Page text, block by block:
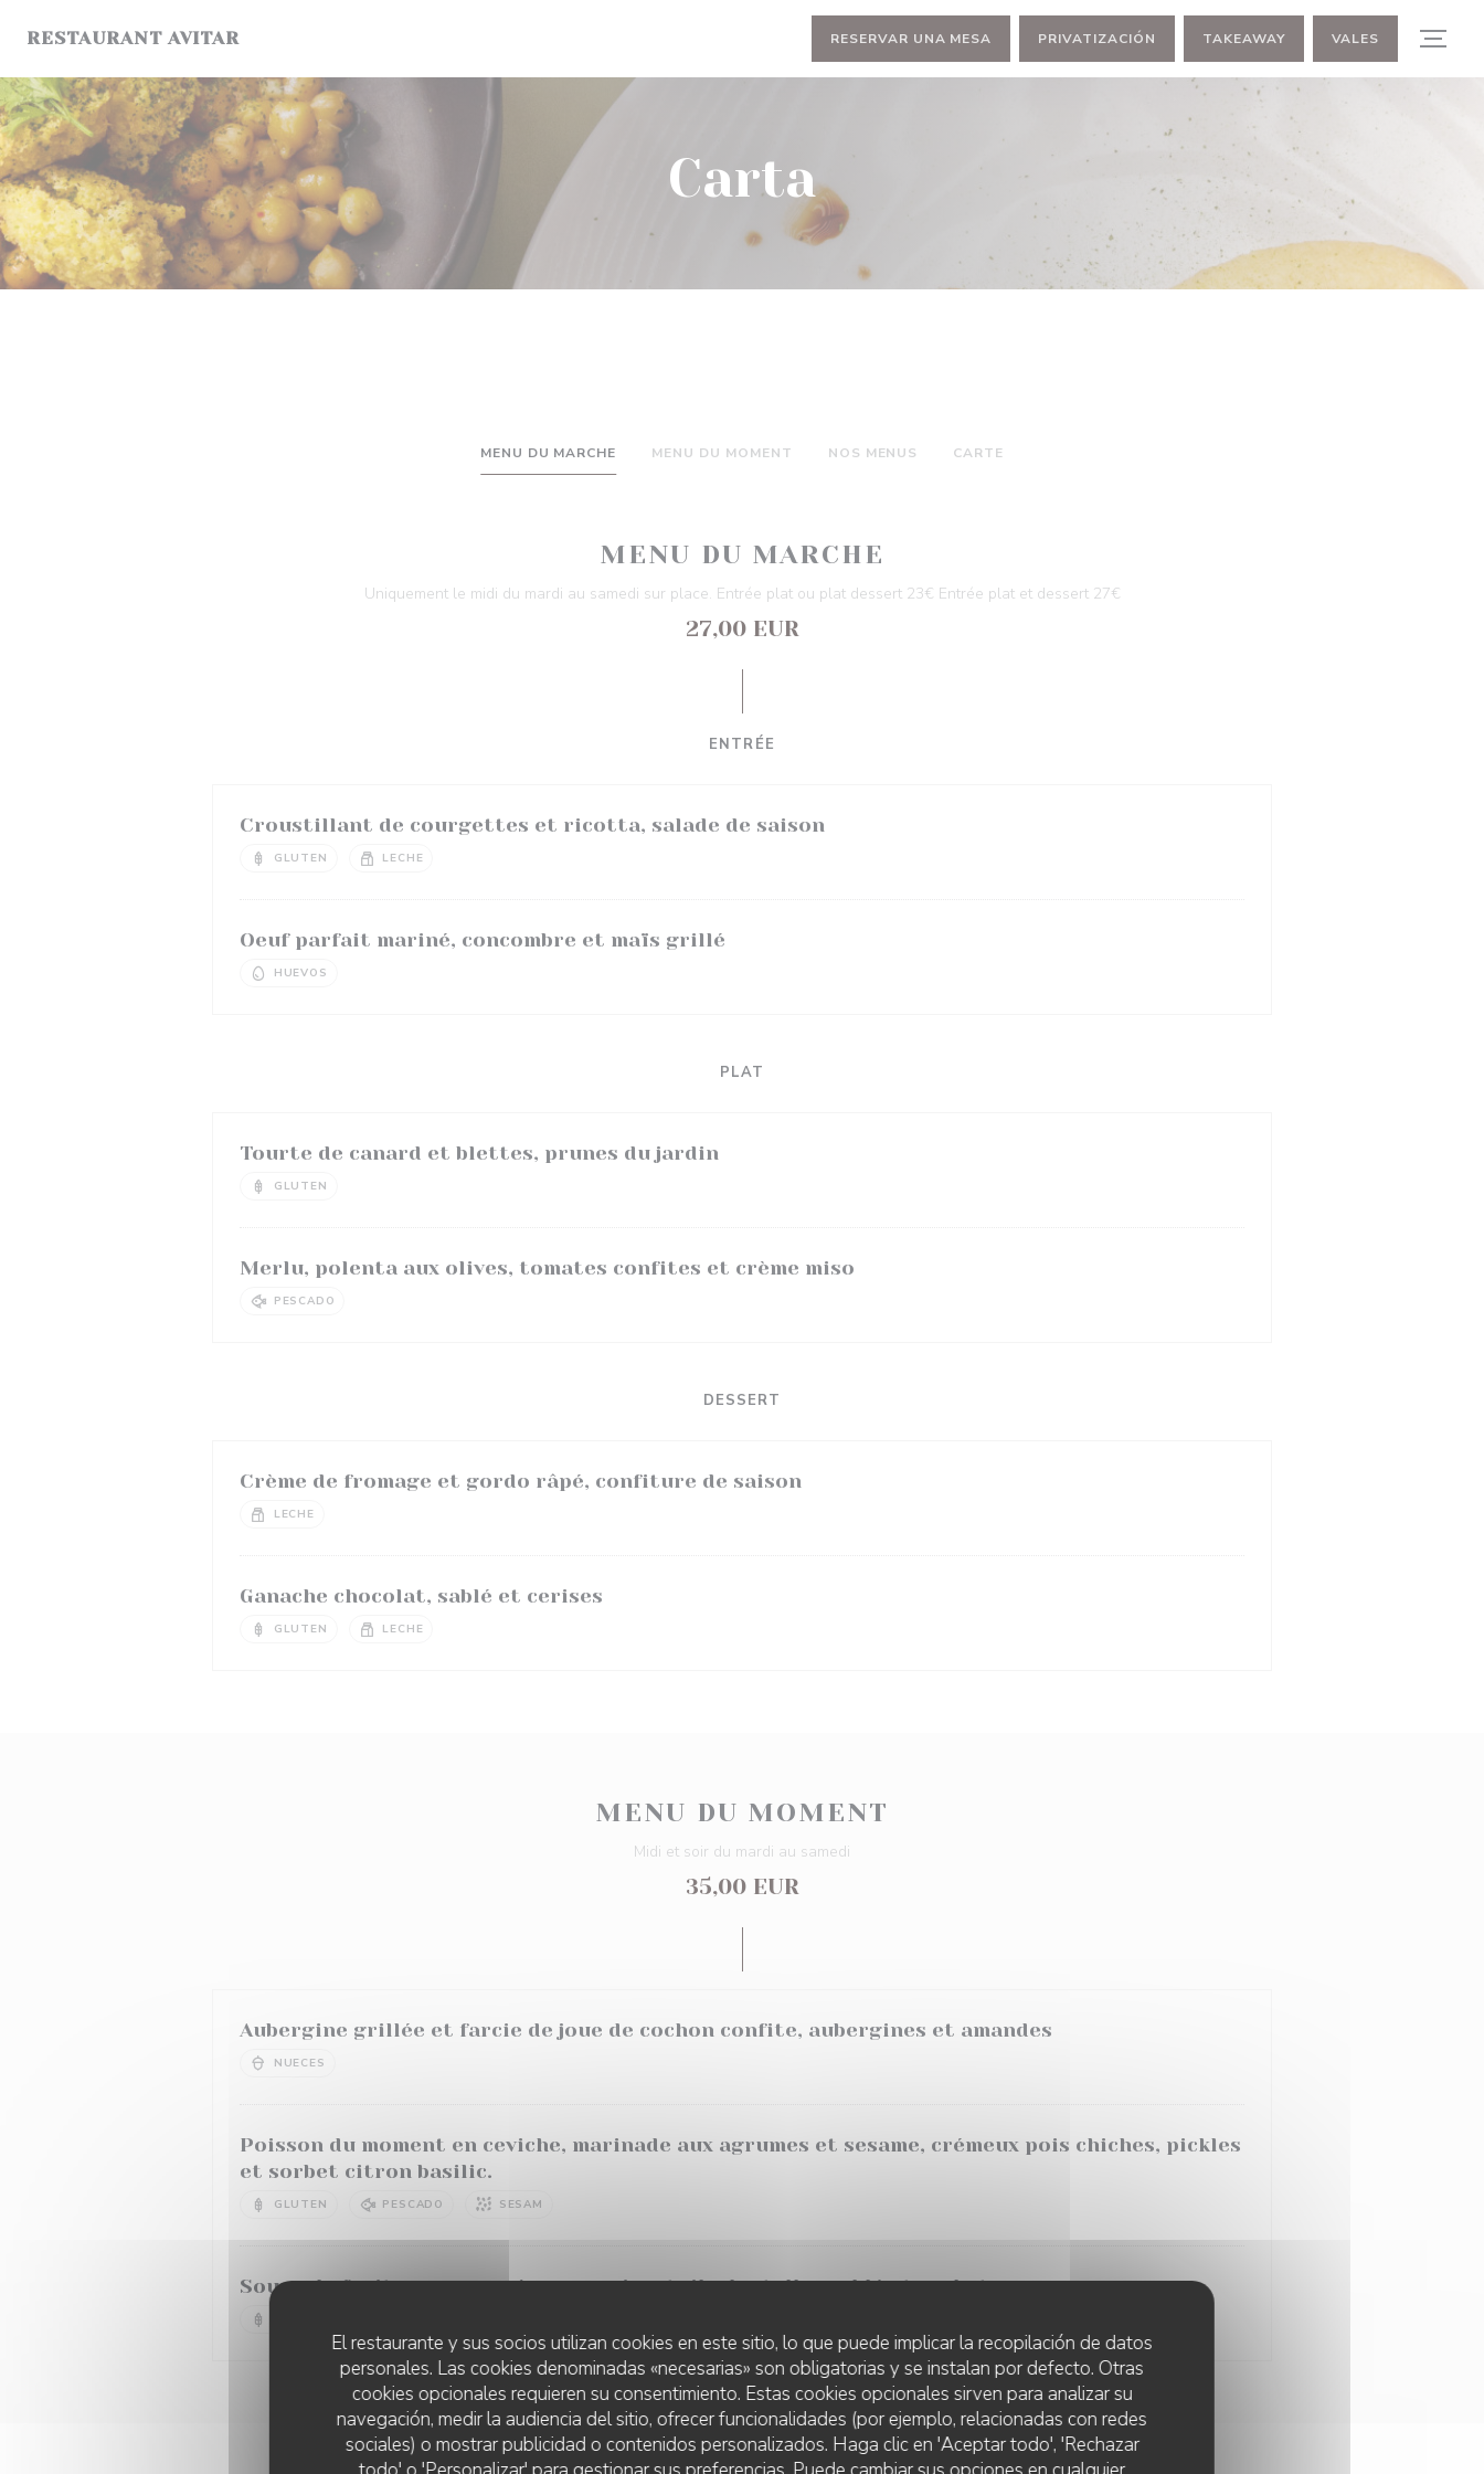
El restaurante y sus socios utilizan cookies en este sitio, lo que puede implicar la recopilación de datos
personales. Las cookies denominadas «necesarias» son obligatorias y se instalan por defecto. Otras
cookies opcionales requieren su consentimiento. Estas cookies opcionales sirven para analizar su
navegación, medir la audiencia del sitio, ofrecer funcionalidades (por ejemplo, relacionadas con redes
sociales) o mostrar publicidad o contenidos personalizados. Haga clic en 'Aceptar todo', 'Rechazar
RESTAURANT AVITAR RESERVAR UNA MESA PRIVATIZACIÓN TAKEAWAY VALES
Carta
MENU DU MARCHE MENU DU MOMENT NOS MENUS CARTE
MENU DU MARCHE
Uniquement le midi du mardi au samedi sur place. Entrée plat ou plat dessert 23€ Entrée plat et dessert 27€
27,00 EUR
ENTRÉE
Croustillant de courgettes et ricotta, salade de saison
GLUTEN LECHE
Oeuf parfait mariné, concombre et maïs grillé
HUEVOS
PLAT
Tourte de canard et blettes, prunes du jardin
GLUTEN
Merlu, polenta aux olives, tomates confites et crème miso
PESCADO
DESSERT
Crème de fromage et gordo râpé, confiture de saison
LECHE
Ganache chocolat, sablé et cerises
GLUTEN LECHE
MENU DU MOMENT
Midi et soir du mardi au samedi
35,00 EUR
Aubergine grillée et farcie de joue de cochon confite, aubergines et amandes
NUECES
Poisson du moment en ceviche, marinade aux agrumes et sesame, crémeux pois chiches, pickles
et sorbet citron basilic.
GLUTEN PESCADO SESAM
Soupe de fruits rouges, crème verveine, tuile dentelle , sablé et sorbet..